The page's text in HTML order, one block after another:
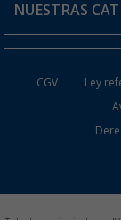
¿Dónde está mi
NUESTRAS
Muebles de
CGV Ley